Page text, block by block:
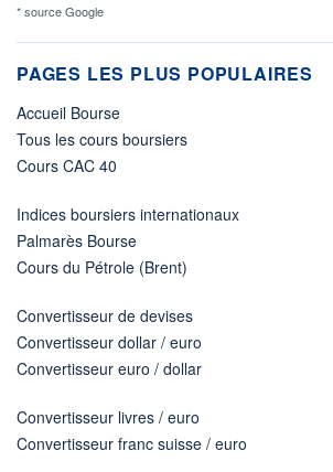
* source Google
PAGES LES PLUS POPULAIRES
Accueil Bourse
Tous les cours boursiers
Cours CAC 40
Indices boursiers internationaux
Palmarès Bourse
Cours du Pétrole (Brent)
Convertisseur de devises
Convertisseur dollar / euro
Convertisseur euro / dollar
Convertisseur livres / euro
Convertisseur franc suisse / euro